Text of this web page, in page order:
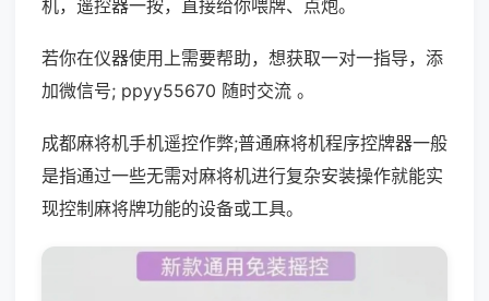
机，遥控器一按，直接给你喂牌、点炮。
若你在仪器使用上需要帮助，想获取一对一指导，添
加微信号; ppyy55670 随时交流 。
成都麻将机手机遥控作弊;普通麻将机程序控牌器一般
是指通过一些无需对麻将机进行复杂安装操作就能实
现控制麻将牌功能的设备或工具。